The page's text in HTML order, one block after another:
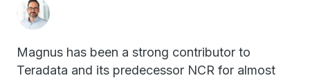
Magnus has been a strong contributor to
Teradata and its predecessor NCR for almost